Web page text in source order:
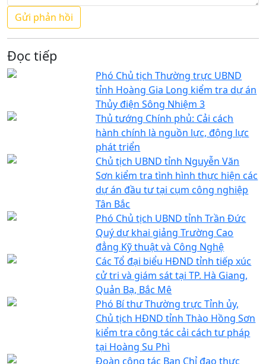
Đọc tiếp
Phó Chủ tịch Thường trực UBND
tỉnh Hoàng Gia Long kiểm tra dự án
Thủy điện Sông Nhiệm 3
Thủ tướng Chính phủ: Cải cách
hành chính là nguồn lực, động lực
phát triển
Chủ tịch UBND tỉnh Nguyễn Văn
Sơn kiểm tra tình hình thực hiện các
dự án đầu tư tại cụm công nghiệp
Tân Bắc
Phó Chủ tịch UBND tỉnh Trần Đức
Quý dự khai giảng Trường Cao
đẳng Kỹ thuật và Công Nghệ
Các Tổ đại biểu HĐND tỉnh tiếp xúc
cử tri và giám sát tại TP. Hà Giang,
Quản Bạ, Bắc Mê
Phó Bí thư Thường trực Tỉnh ủy,
Chủ tịch HĐND tỉnh Thào Hồng Sơn
kiểm tra công tác cải cách tư pháp
tại Hoàng Su Phì
Đoàn công tác Ban Chỉ đạo thực